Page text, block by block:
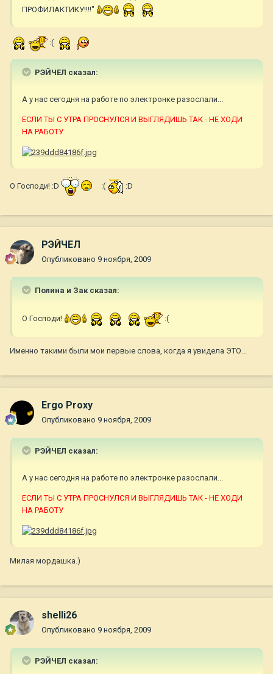
ПРОФИЛАКТИКУ!!!!"
:(
РЭЙЧЕЛ сказал:
А у нас сегодня на работе по электронке разослали...
ЕСЛИ ТЫ С УТРА ПРОСНУЛСЯ И ВЫГЛЯДИШЬ ТАК - НЕ ХОДИ
НА РАБОТУ
О Господи! :D :( :D
РЭЙЧЕЛ
Опубликовано 9 ноября, 2009
Полина и Зак сказал:
О Господи! :(
Именно такими были мои первые слова, когда я увидела ЭТО...
Ergo Proxy
Опубликовано 9 ноября, 2009
РЭЙЧЕЛ сказал:
А у нас сегодня на работе по электронке разослали...
ЕСЛИ ТЫ С УТРА ПРОСНУЛСЯ И ВЫГЛЯДИШЬ ТАК - НЕ ХОДИ
НА РАБОТУ
Милая мордашка.)
shelli26
Опубликовано 9 ноября, 2009
РЭЙЧЕЛ сказал: